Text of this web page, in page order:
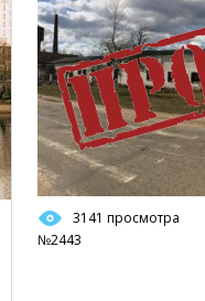
3141 просмотра
№2443